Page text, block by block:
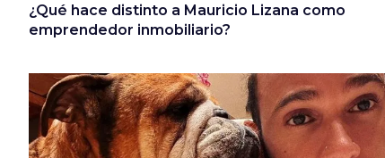
¿Qué hace distinto a Mauricio Lizana como
emprendedor inmobiliario?